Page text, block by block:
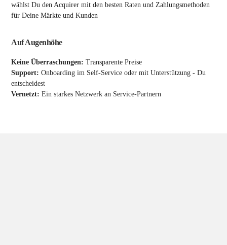
wählst Du den Acquirer mit den besten Raten und Zahlungsmethoden
für Deine Märkte und Kunden
Auf Augenhöhe
Keine Überraschungen:Transparente Preise
Support:Onboarding im Self-Service oder mit Unterstützung - Du
entscheidest
Vernetzt:Ein starkes Netzwerk an Service-Partnern